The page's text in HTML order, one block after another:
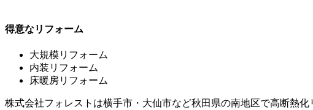
得意なリフォーム
大規模リフォーム
内装リフォーム
床暖房リフォーム
株式会社フォレストは横手市・大仙市など秋田県の南地区で高断熱